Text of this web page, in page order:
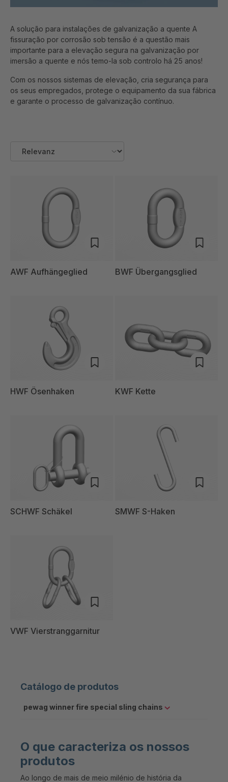
A solução para instalações de galvanização a quente A
fissuração por corrosão sob tensão é a questão mais
importante para a elevação segura na galvanização por
imersão a quente e nós temo-la sob controlo há 25 anos!
Com os nossos sistemas de elevação, cria segurança para
os seus empregados, protege o equipamento da sua fábrica
e garante o processo de galvanização contínuo.
AWF Aufhängeglied BWF Übergangsglied
HWF Ösenhaken KWF Kette
SCHWF Schäkel SMWF S-Haken
VWF Vierstranggarnitur
Catálogo de produtos
pewag winner fire special sling chains
O que caracteriza os nossos
produtos
Ao longo de mais de meio milénio de história da